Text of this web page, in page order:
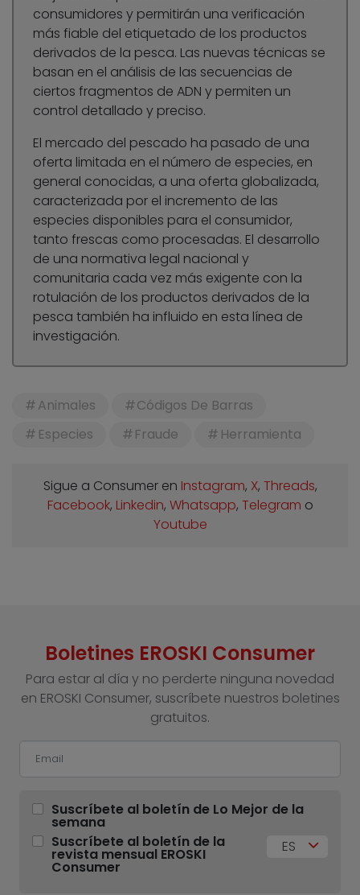
consumidores y permitirán una verificación
más fiable del etiquetado de los productos
derivados de la pesca. Las nuevas técnicas se
basan en el análisis de las secuencias de
ciertos fragmentos de ADN y permiten un
control detallado y preciso.
El mercado del pescado ha pasado de una
oferta limitada en el número de especies, en
general conocidas, a una oferta globalizada,
caracterizada por el incremento de las
especies disponibles para el consumidor,
tanto frescas como procesadas. El desarrollo
de una normativa legal nacional y
comunitaria cada vez más exigente con la
rotulación de los productos derivados de la
pesca también ha influido en esta línea de
investigación.
Animales
Códigos De Barras
Especies
Fraude Herramienta
Sigue a Consumer en Instagram, X, Threads,
Facebook, Linkedin, Whatsapp, Telegram o
Youtube
Boletines EROSKI Consumer
Para estar al día y no perderte ninguna novedad
en EROSKI Consumer, suscríbete nuestros boletines
gratuitos.
Suscríbete al boletín de Lo Mejor de la
semana
Suscríbete al boletín de la
revista mensual EROSKI
Consumer
ES